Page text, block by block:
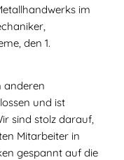
im
den 1.
anderen
und ist
sind stolz darauf,
Mitarbeiter in
gespannt auf die